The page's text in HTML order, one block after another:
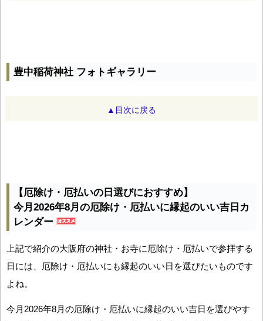
豊中稲荷神社 フォトギャラリー
▲目次に戻る
【厄除け・厄払いの日選びにおすすめ】
今月2026年8月の厄除け・厄払いに縁起のいい吉日カ
レンダー
上記で紹介の大阪府の神社・お寺に厄除け・厄払いで参拝する
日には、厄除け・厄払いにも縁起のいい日を選びたいものです
よね。
今月2026年8月の厄除け・厄払いに縁起のいい吉日を選びやす